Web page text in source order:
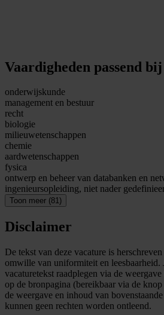
Vaardigheden passend
onderwijskunde
management en bestuur
recht
biologie
milieuwetenschappen
chemie
aardwetenschappen
fysica
ontwerp en beheer van databanken en
ingenieursopleiding, niet nader
Toon meer (81)
Disclaimer
De tekst van deze vacature is
omwille van uniformiteit en
vacaturetekst raadplegen via de
op de bronpagina (bereikbaar via de
de weergave en inhoud van
kunnen geen rechten worden ontleend.